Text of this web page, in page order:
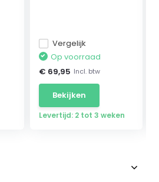
Vergelijk
Op voorraad
€ 69,95 Incl. btw
Bekijken
Levertijd: 2 tot 3 weken